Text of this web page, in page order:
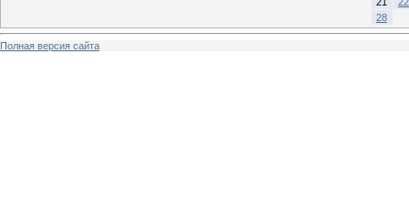
28
Полная версия сайта